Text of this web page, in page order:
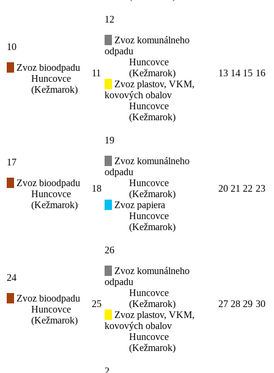
10
Zvoz bioodpadu
Huncovce
(Kežmarok)
11
12
Zvoz komunálneho
odpadu
Huncovce
(Kežmarok)
Zvoz plastov, VKM,
kovových obalov
Huncovce
(Kežmarok)
13 14 15 16
17
Zvoz bioodpadu
Huncovce
(Kežmarok)
18
19
Zvoz komunálneho
odpadu
Huncovce
(Kežmarok)
Zvoz papiera
Huncovce
(Kežmarok)
20 21 22 23
24
Zvoz bioodpadu
Huncovce
(Kežmarok)
25
26
Zvoz komunálneho
odpadu
Huncovce
(Kežmarok)
Zvoz plastov, VKM,
kovových obalov
Huncovce
(Kežmarok)
27 28 29 30
2